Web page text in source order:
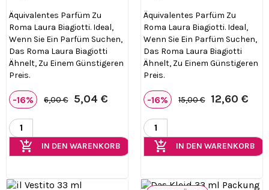
Äquivalentes Parfüm Zu
Roma Laura Biagiotti. Ideal,
Wenn Sie Ein Parfüm Suchen,
Das Roma Laura Biagiotti
Ähnelt, Zu Einem Günstigeren
Preis.
-16% 6,00 € 5,04 €
add_shopping_cart IN DEN WARENKORB
Äquivalentes Parfüm Zu
Roma Laura Biagiotti. Ideal,
Wenn Sie Ein Parfüm Suchen,
Das Roma Laura Biagiotti
Ähnelt, Zu Einem Günstigeren
Preis.
-16% 15,00 € 12,60 €
add_shopping_cart IN DEN WARENKORB